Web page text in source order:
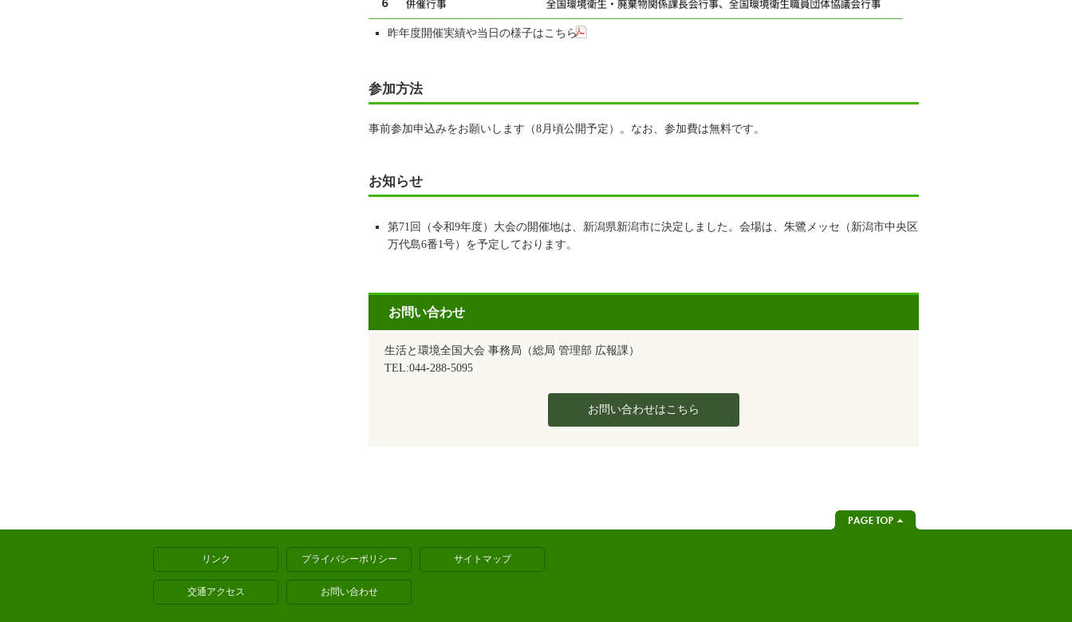
昨年度開催実績や当日の様子はこちら
参加方法
事前参加申込みをお願いします（8月頃公開予定）。なお、参加費は無料です。
お知らせ
第71回（令和9年度）大会の開催地は、新潟県新潟市に決定しました。会場は、朱鷺メッセ（新潟市中央区
万代島6番1号）を予定しております。
お問い合わせ
生活と環境全国大会 事務局（総局 管理部 広報課）
TEL:044-288-5095
お問い合わせはこちら
リンク プライバシーポリシー サイトマップ
交通アクセス お問い合わせ